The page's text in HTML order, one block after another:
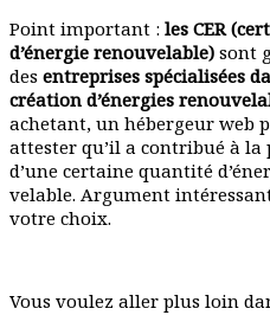
Point important : les CER
d’énergie renou­ve­lable) sont
des entre­prises spécia­lisées
création d’énergies
achetant, un hébergeur web
attester qu’il a contribué à la
d’une certaine quantité
ve­lable. Argument
votre choix.
Vous voulez aller plus loin